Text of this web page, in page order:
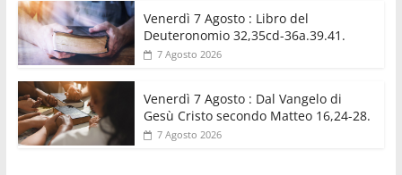
Venerdì 7 Agosto : Libro del
Deuteronomio 32,35cd-36a.39.41.
7 Agosto 2026
Venerdì 7 Agosto : Dal Vangelo di
Gesù Cristo secondo Matteo 16,24-28.
7 Agosto 2026